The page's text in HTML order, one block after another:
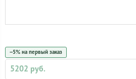
−5% на первый заказ
5202 руб.